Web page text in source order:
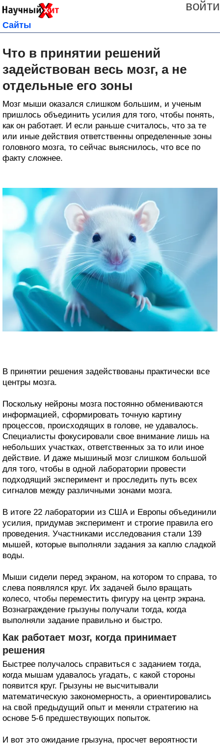
войти
Сайты
Что в принятии решений
задействован весь мозг, а не
отдельные его зоны
Мозг мыши оказался слишком большим, и ученым
пришлось объединить усилия для того, чтобы понять,
как он работает. И если раньше считалось, что за те
или иные действия ответственны определенные зоны
головного мозга, то сейчас выяснилось, что все по
факту сложнее.
В принятии решения задействованы практически все
центры мозга.
Поскольку нейроны мозга постоянно обмениваются
информацией, сформировать точную картину
процессов, происходящих в голове, не удавалось.
Специалисты фокусировали свое внимание лишь на
небольших участках, ответственных за то или иное
действие. И даже мышиный мозг слишком большой
для того, чтобы в одной лаборатории провести
подходящий эксперимент и проследить путь всех
сигналов между различными зонами мозга.
В итоге 22 лаборатории из США и Европы объединили
усилия, придумав эксперимент и строгие правила его
проведения. Участниками исследования стали 139
мышей, которые выполняли задания за каплю сладкой
воды.
Мыши сидели перед экраном, на котором то справа, то
слева появлялся круг. Их задачей было вращать
колесо, чтобы переместить фигуру на центр экрана.
Вознаграждение грызуны получали тогда, когда
выполняли задание правильно и быстро.
Как работает мозг, когда принимает
решения
Быстрее получалось справиться с заданием тогда,
когда мышам удавалось угадать, с какой стороны
появится круг. Грызуны не высчитывали
математическую закономерность, а ориентировались
на свой предыдущий опыт и меняли стратегию на
основе 5-6 предшествующих попыток.
И вот это ожидание грызуна, просчет вероятности